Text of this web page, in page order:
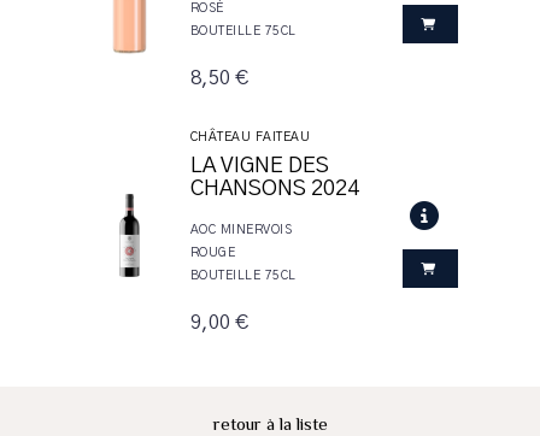
ROSÉ
BOUTEILLE 75CL
8,50 €
CHÂTEAU FAITEAU
LA VIGNE DES
CHANSONS 2024
AOC MINERVOIS
ROUGE
BOUTEILLE 75CL
9,00 €
retour à la liste